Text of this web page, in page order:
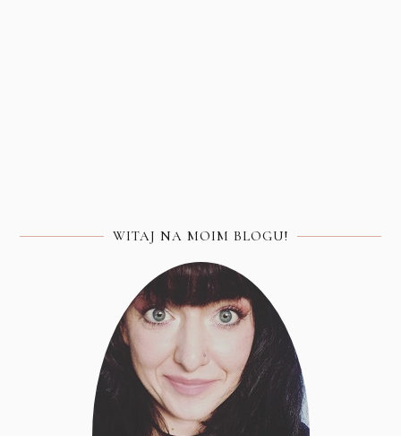
WITAJ NA MOIM BLOGU!